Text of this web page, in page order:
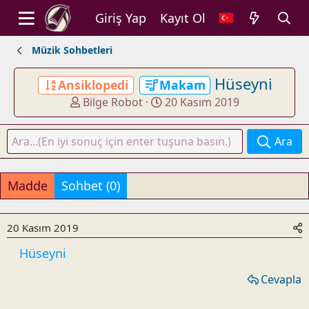
Giriş Yap Kayıt Ol
Müzik Sohbetleri
Ansiklopedi Makam Hüseyni
K
o
n
u
y
u
b
l
Bilge Robot
B
a
ş
l
a
n
t
20 Kasım 2019
Ara
Madde Sohbet (0)
20 Kasım 2019
Hüseyni
Cevapla